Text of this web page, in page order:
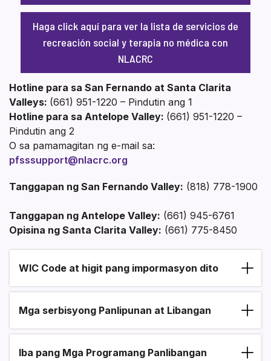
Haga click aquí para ver la lista de servicios de
recreación social y terapia no médica con
NLACRC
Hotline para sa San Fernando at Santa Clarita
Valleys: (661) 951-1220 – Pindutin ang 1
Hotline para sa Antelope Valley: (661) 951-1220 –
Pindutin ang 2
O sa pamamagitan ng e-mail sa:
pfsssupport@nlacrc.org
Tanggapan ng San Fernando Valley: (818) 778-1900
Tanggapan ng Antelope Valley: (661) 945-6761
Opisina ng Santa Clarita Valley: (661) 775-8450
Section heading
WIC Code at higit pang impormasyon dito
Mga serbisyong Panlipunan at Libangan
Iba pang Mga Programang Panlibangan